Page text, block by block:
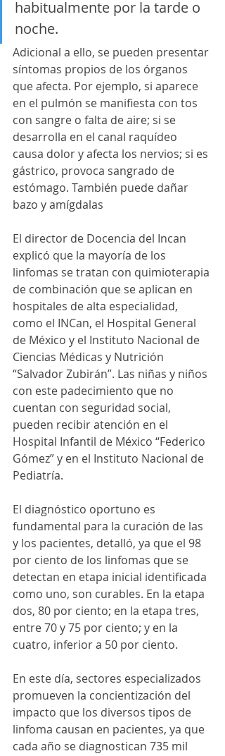
habitualmente por la tarde o
noche.
Adicional a ello, se pueden presentar
síntomas propios de los órganos
que afecta. Por ejemplo, si aparece
en el pulmón se manifiesta con tos
con sangre o falta de aire; si se
desarrolla en el canal raquídeo
causa dolor y afecta los nervios; si es
gástrico, provoca sangrado de
estómago. También puede dañar
bazo y amígdalas
El director de Docencia del Incan
explicó que la mayoría de los
linfomas se tratan con quimioterapia
de combinación que se aplican en
hospitales de alta especialidad,
como el INCan, el Hospital General
de México y el Instituto Nacional de
Ciencias Médicas y Nutrición
“Salvador Zubirán”. Las niñas y niños
con este padecimiento que no
cuentan con seguridad social,
pueden recibir atención en el
Hospital Infantil de México “Federico
Gómez” y en el Instituto Nacional de
Pediatría.
El diagnóstico oportuno es
fundamental para la curación de las
y los pacientes, detalló, ya que el 98
por ciento de los linfomas que se
detectan en etapa inicial identificada
como uno, son curables. En la etapa
dos, 80 por ciento; en la etapa tres,
entre 70 y 75 por ciento; y en la
cuatro, inferior a 50 por ciento.
En este día, sectores especializados
promueven la concientización del
impacto que los diversos tipos de
linfoma causan en pacientes, ya que
cada año se diagnostican 735 mil